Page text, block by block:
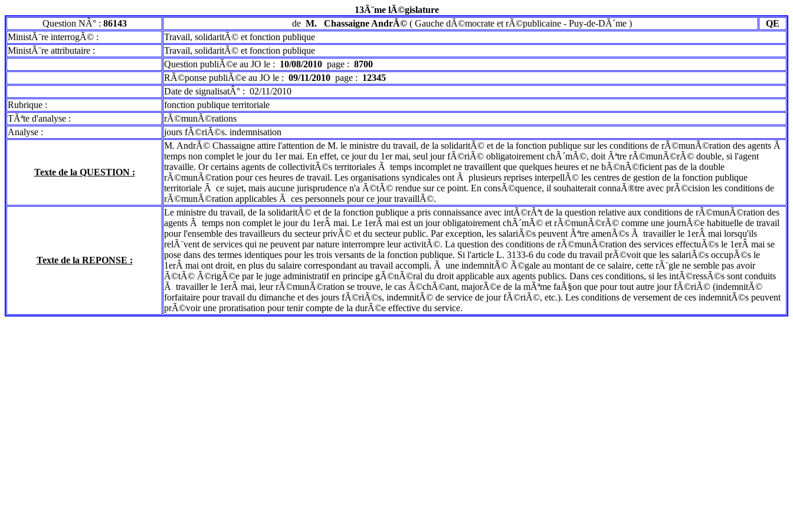
13Ã¨me lÃ©gislature
Question NÂ° : 86143 de M. Chassaigne AndrÃ© ( Gauche dÃ©mocrate et rÃ©publicaine- Puy-de-DÃ´me)
QE
MinistÃ¨re interrogÃ© :
Travail, solidaritÃ© et fonction publique
MinistÃ¨re attributaire :
Travail, solidaritÃ© et fonction publique
Question publiÃ©e au JO le : 10/08/2010 page : 8700
RÃ©ponse publiÃ©e au JO le : 09/11/2010 page : 12345
Date de signalisatÂ° : 02/11/2010
Rubrique :
fonction publique territoriale
TÃªte d'analyse :
rÃ©munÃ©rations
Analyse :
jours fÃ©riÃ©s. indemnisation
Texte de la QUESTION :
M. AndrÃ© Chassaigne attire l'attention de M. le ministre du travail, de la solidaritÃ© et de la fonction publique sur les conditions de rÃ©munÃ©ration des agents Ã
temps non complet le jour du 1er mai. En effet, ce jour du 1er mai, seul jour fÃ©riÃ© obligatoirement chÃ´mÃ©, doit Ãªtre rÃ©munÃ©rÃ© double, si l'agent
travaille. Or certains agents de collectivitÃ©s territoriales Ã temps incomplet ne travaillent que quelques heures et ne bÃ©nÃ©ficient pas de la double
rÃ©munÃ©ration pour ces heures de travail. Les organisations syndicales ont Ã plusieurs reprises interpellÃ© les centres de gestion de la fonction publique
territoriale Ã ce sujet, mais aucune jurisprudence n'a Ã©tÃ© rendue sur ce point. En consÃ©quence, il souhaiterait connaÃ®tre avec prÃ©cision les conditions de
rÃ©munÃ©ration applicables Ã ces personnels pour ce jour travaillÃ©.
Texte de la REPONSE :
Le ministre du travail, de la solidaritÃ© et de la fonction publique a pris connaissance avec intÃ©rÃªt de la question relative aux conditions de rÃ©munÃ©ration des
agents Ã temps non complet le jour du 1erÂ mai. Le 1erÂ mai est un jour obligatoirement chÃ´mÃ© et rÃ©munÃ©rÃ© comme une journÃ©e habituelle de travail
pour l'ensemble des travailleurs du secteur privÃ© et du secteur public. Par exception, les salariÃ©s peuvent Ãªtre amenÃ©s Ã travailler le 1erÂ mai lorsqu'ils
relÃ¨vent de services qui ne peuvent par nature interrompre leur activitÃ©. La question des conditions de rÃ©munÃ©ration des services effectuÃ©s le 1erÂ mai se
pose dans des termes identiques pour les trois versants de la fonction publique. Si l'article L. 3133-6 du code du travail prÃ©voit que les salariÃ©s occupÃ©s le
1erÂ mai ont droit, en plus du salaire correspondant au travail accompli, Ã une indemnitÃ© Ã©gale au montant de ce salaire, cette rÃ¨gle ne semble pas avoir
Ã©tÃ© Ã©rigÃ©e par le juge administratif en principe gÃ©nÃ©ral du droit applicable aux agents publics. Dans ces conditions, si les intÃ©ressÃ©s sont conduits
Ã travailler le 1erÂ mai, leur rÃ©munÃ©ration se trouve, le cas Ã©chÃ©ant, majorÃ©e de la mÃªme faÃ§on que pour tout autre jour fÃ©riÃ© (indemnitÃ©
forfaitaire pour travail du dimanche et des jours fÃ©riÃ©s, indemnitÃ© de service de jour fÃ©riÃ©, etc.). Les conditions de versement de ces indemnitÃ©s peuvent
prÃ©voir une proratisation pour tenir compte de la durÃ©e effective du service.